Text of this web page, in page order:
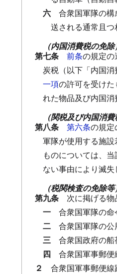
六 合衆国軍隊の
送される通常且
（内国消費税の免除
第七条 前条の規定
炭税（以下「内国消
一項の許可を受け
れた物品及び内国消
（関税及び内国消費
第八条 第六条の規定
軍隊が使用する施
ものについては、
ない事由により滅
（税関検査の免除等
第九条 次に掲げる物
一 合衆国軍隊の
二 合衆国軍隊の
三 合衆国政府の
四 合衆国軍事郵
２ 合衆国軍事郵便線